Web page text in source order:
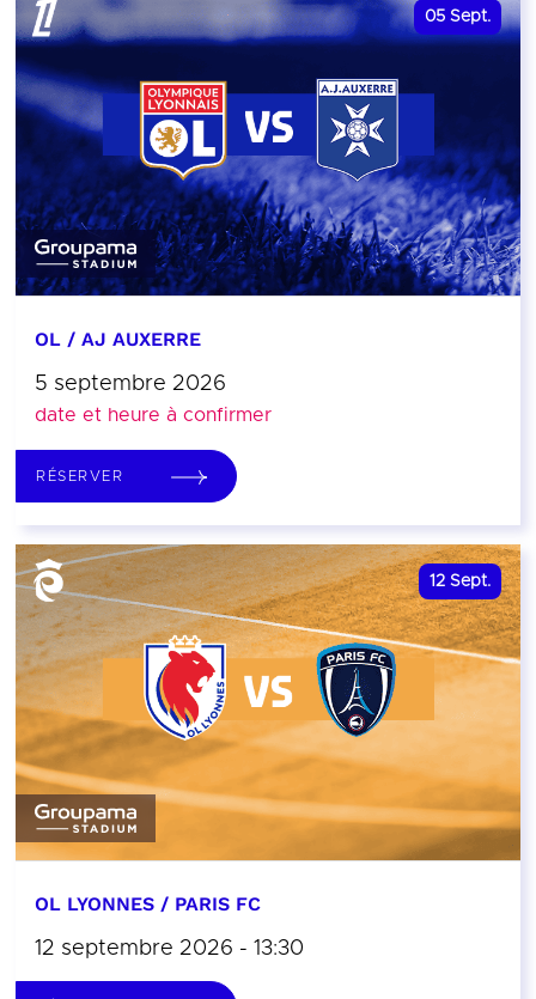
05 Sept.
OL / AJ AUXERRE
5 septembre 2026
date et heure à confirmer
RÉSERVER
12 Sept.
OL LYONNES / PARIS FC
12 septembre 2026 - 13:30